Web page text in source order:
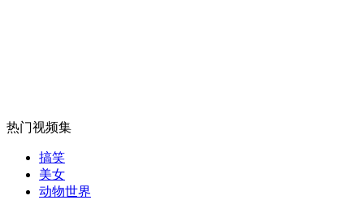
女孩北京地铁殴打老人 痛下狠手拳打脚踢
热门视频集
搞笑
美女
动物世界